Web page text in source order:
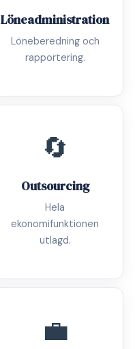
Löneadministration
Löneberedning och
rapportering.
🔄
Outsourcing
Hela
ekonomifunktionen
utlagd.
💼